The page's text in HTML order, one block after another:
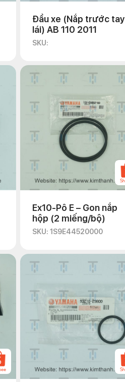
Đầu xe (Nắp trước tay
lái) AB 110 2011
SKU:
Ex10-Pô E – Gon nắp
hộp (2 miếng/bộ)
SKU: 1S9E44520000